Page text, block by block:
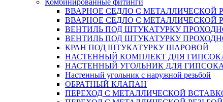
ВВАРНОЕ СЕДЛО С МЕТАЛЛИЧЕСКОЙ
ВВАРНОЕ СЕДЛО С МЕТАЛЛИЧЕСКОЙ
ВЕНТИЛЬ ПОД ШТУКАТУРКУ
ВЕНТИЛЬ ПОД ШТУКАТУРКУ
КРАН ПОД ШТУКАТУРКУ ШАРОВОЙ
НАСТЕННЫЙ КОМПЛЕКТ ДЛЯ
НАСТЕННЫЙ УГОЛЬНИК ДЛЯ
Настенный угольник с наружной резьбой
ОБРАТНЫЙ КЛАПАН
ПЕРЕХОД С МЕТАЛЛИЧЕСКОЙ